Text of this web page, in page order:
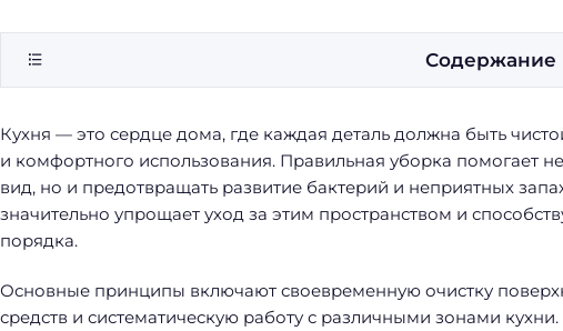
Кухня — это сердце дома, где каждая деталь должна быть
и комфортного использования. Правильная уборка помогает
вид, но и предотвращать развитие бактерий и неприятных
значительно упрощает уход за этим пространством и
порядка.
Основные принципы включают своевременную очистку
средств и систематическую работу с различными зонами
Содержание